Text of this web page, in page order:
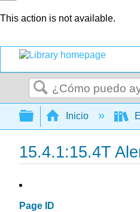
This action is not available.
Buscar
Expandir/
Inicio
15.4.1:15.4T
Page ID